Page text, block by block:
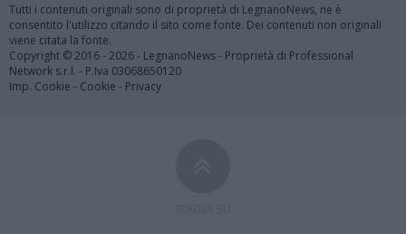
Tutti i contenuti originali sono di proprietà di LegnanoNews, ne è
consentito l'utilizzo citando il sito come fonte. Dei contenuti non originali
viene citata la fonte.
Copyright © 2016 - 2026 - LegnanoNews - Proprietà di Professional
Network s.r.l. - P.Iva 03068650120
Imp. Cookie - Cookie - Privacy